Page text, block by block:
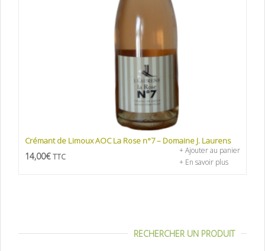
Crémant de Limoux AOC La Rose n°7 – Domaine J. Laurens
14,00€ TTC
+ Ajouter au panier
+ En savoir plus
RECHERCHER UN PRODUIT